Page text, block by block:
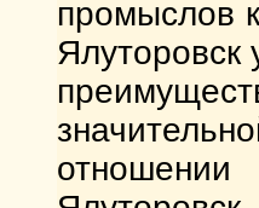
промыслов
Ялуторовск